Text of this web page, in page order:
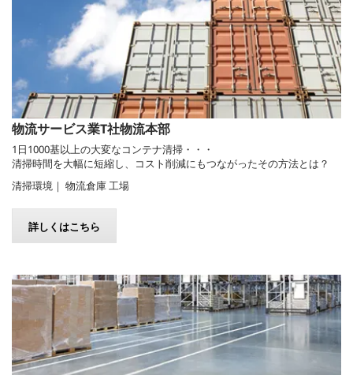
物流サービス業T社物流本部
1日1000基以上の大変なコンテナ清掃・・・
清掃時間を大幅に短縮し、コスト削減にもつながったその方法とは？
清掃環境｜ 物流倉庫 工場
詳しくはこちら